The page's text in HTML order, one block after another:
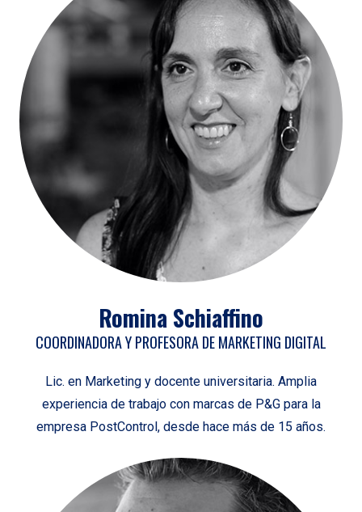
Romina Schiaffino
COORDINADORA Y PROFESORA DE MARKETING DIGITAL
Lic. en Marketing y docente universitaria. Amplia
experiencia de trabajo con marcas de P&G para la
empresa PostControl, desde hace más de 15 años.